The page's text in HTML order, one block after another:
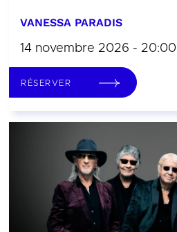
VANESSA PARADIS
14 novembre 2026 - 20:00
RÉSERVER